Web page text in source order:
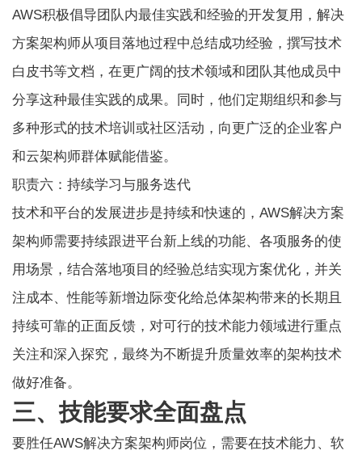
AWS积极倡导团队内最佳实践和经验的开发复用，解决
方案架构师从项目落地过程中总结成功经验，撰写技术
白皮书等文档，在更广阔的技术领域和团队其他成员中
分享这种最佳实践的成果。同时，他们定期组织和参与
多种形式的技术培训或社区活动，向更广泛的企业客户
和云架构师群体赋能借鉴。
职责六：持续学习与服务迭代
技术和平台的发展进步是持续和快速的，AWS解决方案
架构师需要持续跟进平台新上线的功能、各项服务的使
用场景，结合落地项目的经验总结实现方案优化，并关
注成本、性能等新增边际变化给总体架构带来的长期且
持续可靠的正面反馈，对可行的技术能力领域进行重点
关注和深入探究，最终为不断提升质量效率的架构技术
做好准备。
三、技能要求全面盘点
要胜任AWS解决方案架构师岗位，需要在技术能力、软